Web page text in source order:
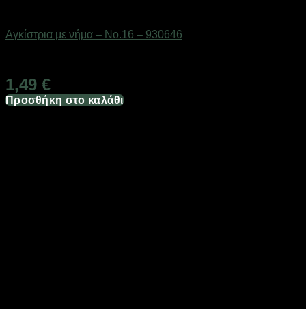
Αγκίστρια με νήμα – No.16 – 930646
1,49 €
Προσθήκη στο καλάθι